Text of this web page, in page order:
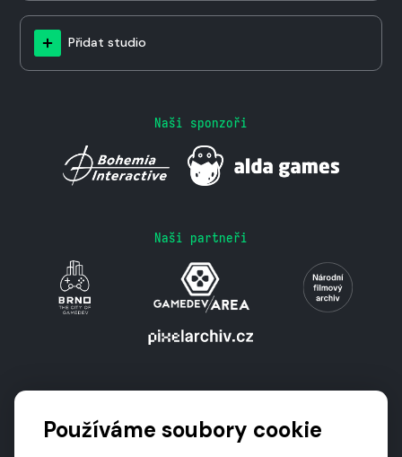
Přidat studio
Naši sponzoři
Naši partneři
Používáme soubory cookie